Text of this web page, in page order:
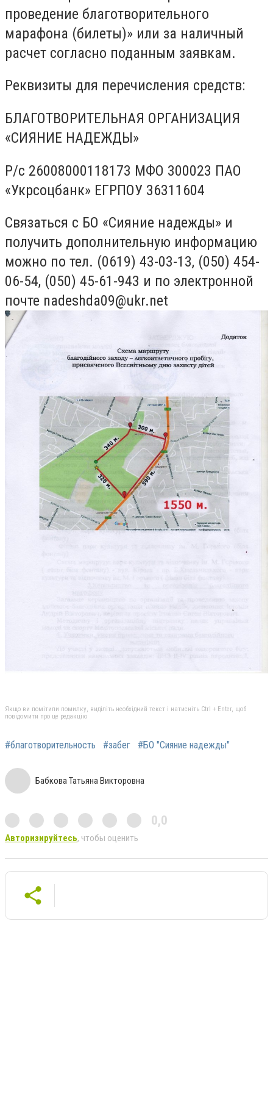
проведение благотворительного
марафона (билеты)» или за наличный
расчет согласно поданным заявкам.
Реквизиты для перечисления средств:
БЛАГОТВОРИТЕЛЬНАЯ ОРГАНИЗАЦИЯ
«СИЯНИЕ НАДЕЖДЫ»
Р/с 26008000118173 МФО 300023 ПАО
«Укрсоцбанк» ЕГРПОУ 36311604
Связаться с БО «Сияние надежды» и
получить дополнительную информацию
можно по тел. (0619) 43-03-13, (050) 454-
06-54, (050) 45-61-943 и по электронной
почте nadeshda09@ukr.net
Якщо ви помітили помилку, виділіть необхідний текст і натисніть Ctrl + Enter, щоб
повідомити про це редакцію
#благотворительность #забег #БО "Сияние надежды"
Бабкова Татьяна Викторовна
0,0
Авторизируйтесь, чтобы оценить